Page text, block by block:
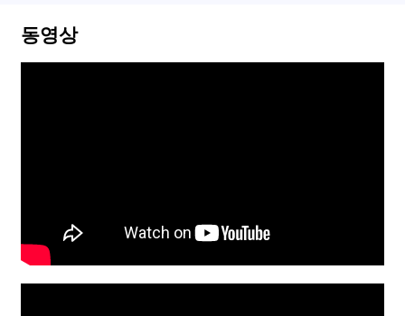
동영상